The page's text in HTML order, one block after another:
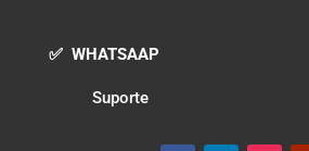
✅ WHATSAAP
Suporte